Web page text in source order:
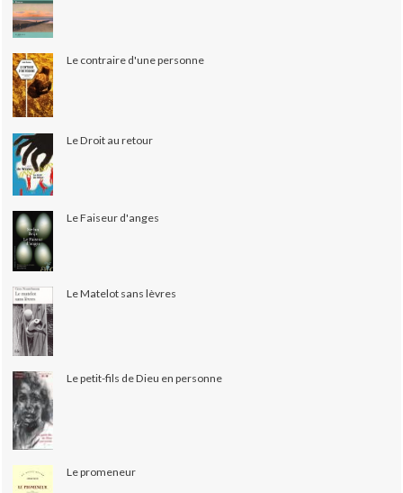
Le contraire d'une personne
Le Droit au retour
Le Faiseur d'anges
Le Matelot sans lèvres
Le petit-fils de Dieu en personne
Le promeneur